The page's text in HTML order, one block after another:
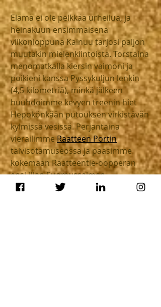
Elämä ei ole pelkkää urheilua, ja
heinäkuun ensimmäisenä
viikonloppuna Kainuu tarjosi paljon
muutakin mielenkiintoista. Torstaina
menomatkalla kiersin vaimoni ja
poikieni kanssa Pyssykuljun lenkin
(4,5 kilometriä), minkä jälkeen
huuhdoimme kevyen treenin hiet
Hepokönkään putouksen virkistävän
kylmissä vesissä. Perjantaina
vierailimme Raatteen Portin
talvisotamuseossa ja pääsimme
kokemaan Raatteentie-oopperan
ensi-illan Suomussalmen
kesäteatterissa. Lisäksi pojat ehtivät